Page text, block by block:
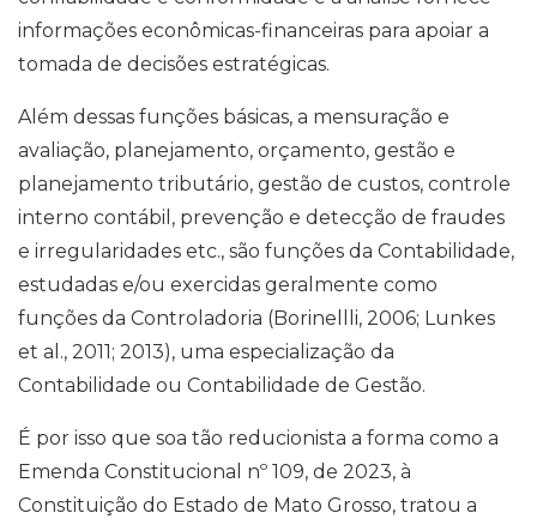
informações econômicas-financeiras para apoiar a
tomada de decisões estratégicas.
Além dessas funções básicas, a mensuração e
avaliação, planejamento, orçamento, gestão e
planejamento tributário, gestão de custos, controle
interno contábil, prevenção e detecção de fraudes
e irregularidades etc., são funções da Contabilidade,
estudadas e/ou exercidas geralmente como
funções da Controladoria (Borinellli, 2006; Lunkes
et al., 2011; 2013), uma especialização da
Contabilidade ou Contabilidade de Gestão.
É por isso que soa tão reducionista a forma como a
Emenda Constitucional nº 109, de 2023, à
Constituição do Estado de Mato Grosso, tratou a